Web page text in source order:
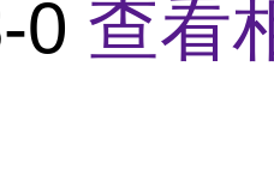
0 查看